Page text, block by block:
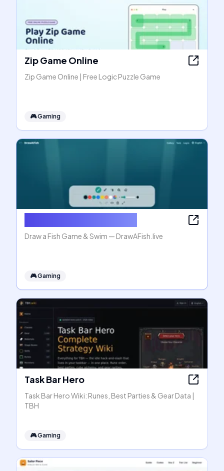
Zip Game Online
Zip Game Online | Free Logic Puzzle Game
🎮Gaming
Draw a Fish Game & Swim — DrawAFish.live
🎮Gaming
Task Bar Hero
Task Bar Hero Wiki: Runes, Best Parties & Gear Data |
TBH
🎮Gaming